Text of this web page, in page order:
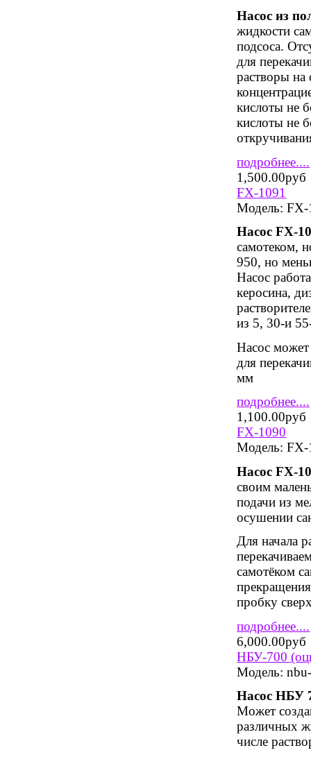
Насос из
жидкости
подсоса.
для
растворы на
кислоты не
кислоты не
подробнее....
1,500.00руб
FX-1091
Модель:
НасосFX-
самотеком,
950, но
Насос
керосина,
из 5, 30-и
Насос может
для
мм
подробнее....
1,100.00руб
FX-1090
Модель:
НасосFX-
своим
подачи из
осушении
Для начала
самотёком
пробку
подробнее....
6,000.00руб
НБУ-700
Модель:
Насос НБУ
Может
различных
числе